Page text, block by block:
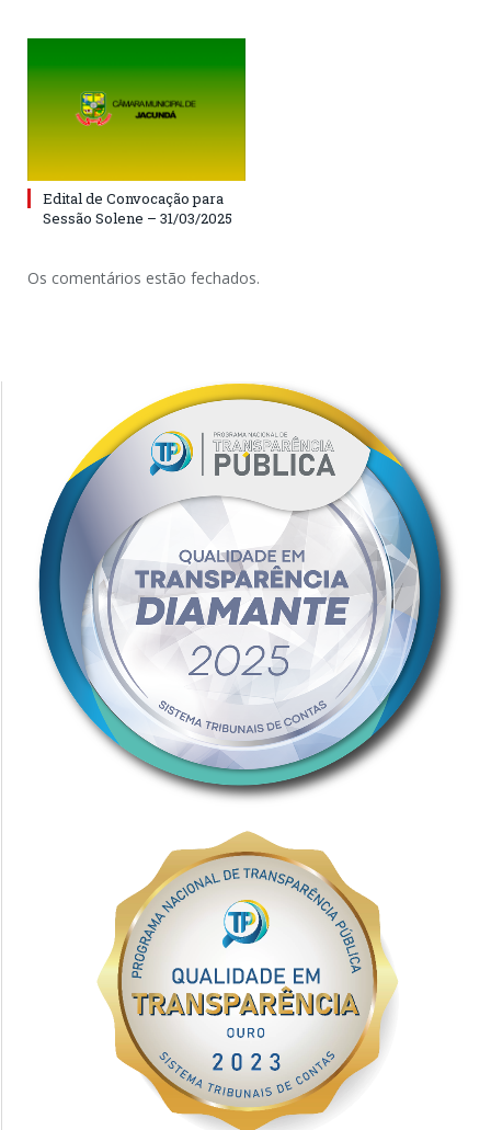
Edital de Convocação para
Sessão Solene – 31/03/2025
Os comentários estão fechados.